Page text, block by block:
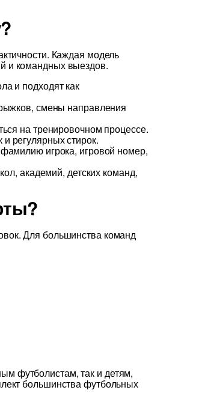
Каждая модель
и командных выездов.
и подходят как
смены направления
на тренировочном процессе.
регулярных стирок.
игрока, игровой номер,
академий, детских команд,
Для большинства команд
футболистам, так и детям,
большинства футбольных